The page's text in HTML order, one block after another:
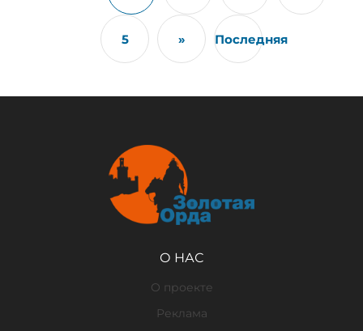
5 » Последняя
О НАС
О проекте
Реклама